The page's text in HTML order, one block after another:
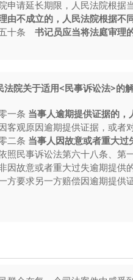
申请延长期限，人民法院根据
由不成立的，人民法院根据不
十条 书记员应当将法庭审理
法院关于适用<民事诉讼法>的解
一条 当事人逾期提供证据的
客观原因逾期提供证据，或者
二条 当事人因故意或者重大
照民事诉讼法第六十八条、第
因故意或者重大过失逾期提供
方要求另一方赔偿因逾期提供